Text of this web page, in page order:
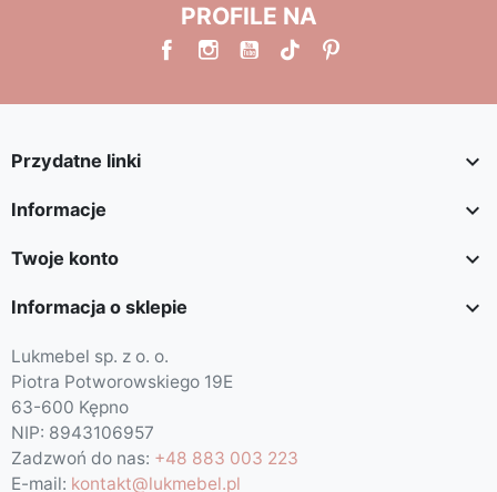
PROFILE NA
Przydatne linki 
Informacje 
Twoje konto 
Informacja o sklepie 
Lukmebel sp. z o. o.
Piotra Potworowskiego 19E
63-600 Kępno
NIP: 8943106957
Zadzwoń do nas: +48 883 003 223
E-mail: kontakt@lukmebel.pl